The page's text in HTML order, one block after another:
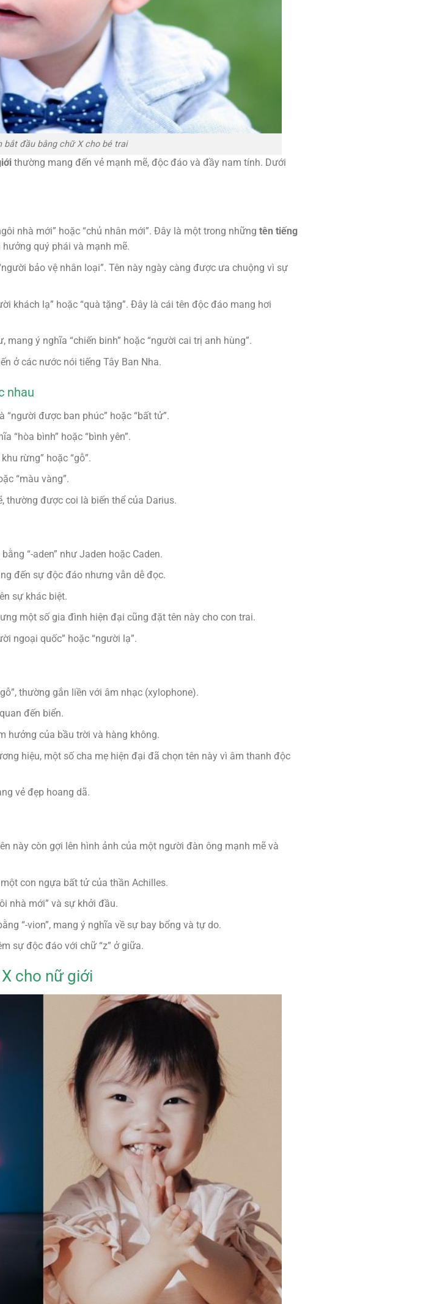
bắt đầu bằng chữ X cho bé trai
thường mang đến vẻ mạnh mẽ, độc đáo và đầy nam tính. Dưới
nhà mới” hoặc “chủ nhân mới”. Đây là một trong những tên tiếng
quý phái và mạnh mẽ.
bảo vệ nhân loại”. Tên này ngày càng được ưa chuộng vì sự
khách lạ” hoặc “quà tặng”. Đây là cái tên độc đáo mang hơi
mang ý nghĩa “chiến binh” hoặc “người cai trị anh hùng”.
ở các nước nói tiếng Tây Ban Nha.
nhau
“người được ban phúc” hoặc “bất tử”.
“hòa bình” hoặc “bình yên”.
rừng” hoặc “gỗ”.
“màu vàng”.
thường được coi là biến thể của Darius.
“-aden” như Jaden hoặc Caden.
đến sự độc đáo nhưng vẫn dễ đọc.
sự khác biệt.
một số gia đình hiện đại cũng đặt tên này cho con trai.
ngoại quốc” hoặc “người lạ”.
thường gắn liền với âm nhạc (xylophone).
đến biển.
hưởng của bầu trời và hàng không.
hiệu, một số cha mẹ hiện đại đã chọn tên này vì âm thanh độc
vẻ đẹp hoang dã.
này còn gợi lên hình ảnh của một người đàn ông mạnh mẽ và
con ngựa bất tử của thần Achilles.
nhà mới” và sự khởi đầu.
“-vion”, mang ý nghĩa về sự bay bổng và tự do.
sự độc đáo với chữ “z” ở giữa.
cho nữ giới